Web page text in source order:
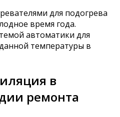
для подогрева
время года.
автоматики для
температуры в
в
ремонта